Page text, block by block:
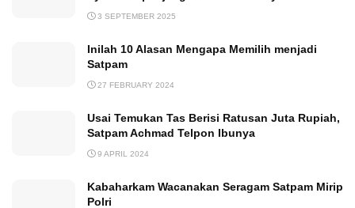
3 SEPTEMBER 2025
Inilah 10 Alasan Mengapa Memilih menjadi
Satpam
27 FEBRUARY 2024
Usai Temukan Tas Berisi Ratusan Juta Rupiah,
Satpam Achmad Telpon Ibunya
9 APRIL 2024
Kabaharkam Wacanakan Seragam Satpam Mirip
Polri